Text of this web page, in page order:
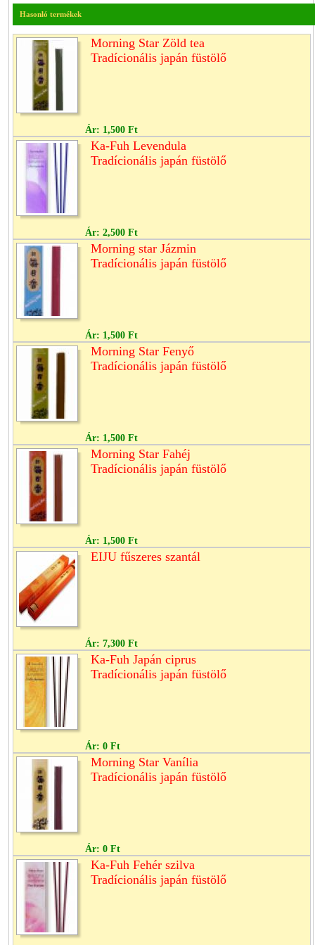
Hasonló termékek
Morning Star Zöld tea
Tradícionális japán füstölő
Ár: 1,500 Ft
Ka-Fuh Levendula
Tradícionális japán füstölő
Ár: 2,500 Ft
Morning star Jázmin
Tradícionális japán füstölő
Ár: 1,500 Ft
Morning Star Fenyő
Tradícionális japán füstölő
Ár: 1,500 Ft
Morning Star Fahéj
Tradícionális japán füstölő
Ár: 1,500 Ft
EIJU fűszeres szantál
Ár: 7,300 Ft
Ka-Fuh Japán ciprus
Tradícionális japán füstölő
Ár: 0 Ft
Morning Star Vanília
Tradícionális japán füstölő
Ár: 0 Ft
Ka-Fuh Fehér szilva
Tradícionális japán füstölő